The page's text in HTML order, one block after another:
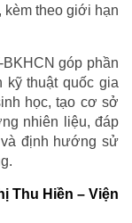
theo giới hạn
góp phần
kỹ thuật quốc gia
học, tạo cơ sở
nhiên liệu, đáp
định hướng sử
– Viện